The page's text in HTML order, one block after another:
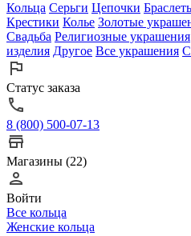
Кольца Серьги Цепочки
Крестики Колье Золотые
Свадьба Религиозные украшения
изделия Другое Все украшения
Статус заказа
8 (800) 500-07-13
Магазины (22)
Войти
Все кольца
Женские кольца